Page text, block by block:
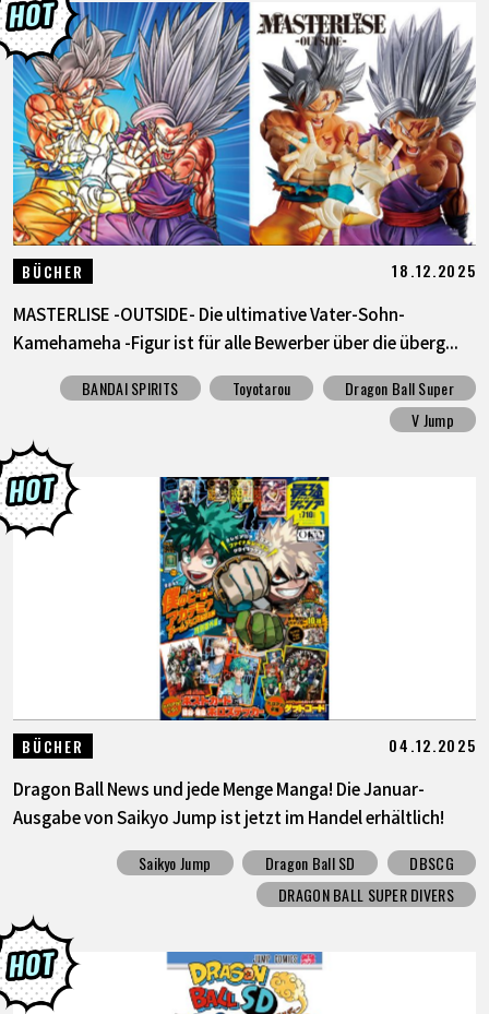
BÜCHER 18.12.2025
MASTERLISE -OUTSIDE- Die ultimative Vater-Sohn-
Kamehameha -Figur ist für alle Bewerber über die überg...
BANDAI SPIRITS Toyotarou
Dragon Ball Super
V Jump
BÜCHER 04.12.2025
Dragon Ball News und jede Menge Manga! Die Januar-
Ausgabe von Saikyo Jump ist jetzt im Handel erhältlich!
Saikyo Jump Dragon Ball SD
DBSCG
DRAGON BALL SUPER DIVERS